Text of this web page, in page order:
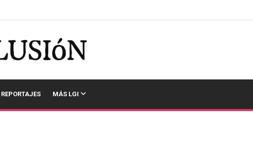
REPORTAJES MÁS LGI